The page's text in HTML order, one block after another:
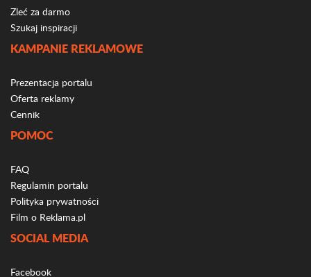
Zleć za darmo
Szukaj inspiracji
KAMPANIE REKLAMOWE
Prezentacja portalu
Oferta reklamy
Cennik
POMOC
FAQ
Regulamin portalu
Polityka prywatności
Film o Reklama.pl
SOCIAL MEDIA
Facebook